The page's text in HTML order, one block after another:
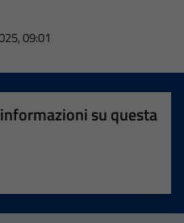
09:01
su questa
su 5
5